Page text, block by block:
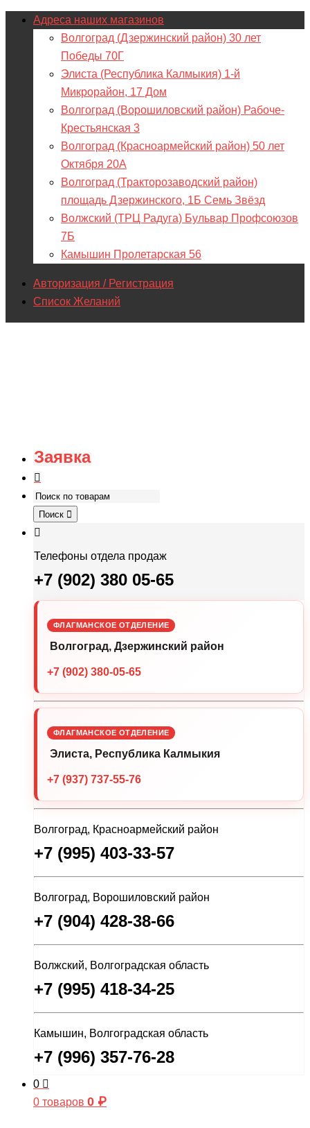
Адреса наших магазинов
Волгоград (Дзержинский район) 30 лет
Победы 70Г
Элиста (Республика Калмыкия) 1-й
Микрорайон, 17 Дом
Волгоград (Ворошиловский район) Рабоче-
Крестьянская 3
Волгоград (Красноармейский район) 50 лет
Октября 20А
Волгоград (Тракторозаводский район)
площадь Дзержинского, 1Б Семь Звёзд
Волжский (ТРЦ Радуга) Бульвар Профсоюзов
7Б
Камышин Пролетарская 56
Авторизация / Регистрация
Список Желаний
Заявка
Поиск
Телефоны отдела продаж
+7 (902) 380 05-65
ФЛАГМАНСКОЕ ОТДЕЛЕНИЕ
Волгоград, Дзержинский район
+7 (902) 380-05-65
ФЛАГМАНСКОЕ ОТДЕЛЕНИЕ
Элиста, Республика Калмыкия
+7 (937) 737-55-76
Волгоград, Красноармейский район
+7 (995) 403-33-57
Волгоград, Ворошиловский район
+7 (904) 428-38-66
Волжский, Волгоградская область
+7 (995) 418-34-25
Камышин, Волгоградская область
+7 (996) 357-76-28
0
0 товаров 0 ₽